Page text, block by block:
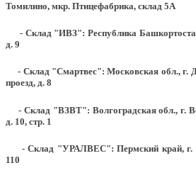
Томилино, мкр. Птицефабрика, склад 5А
- Склад "ИВЗ": Республика
д. 9
- Склад "Смартвес":Московская обл., г.
проезд, д. 8
- Склад "ВЗВТ": Волгоградская обл., г.
д. 10, стр. 1
- Склад "УРАЛВЕС": Пермский край, г.
110